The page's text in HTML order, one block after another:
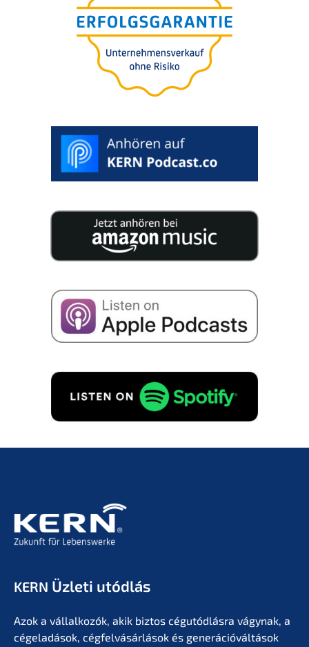
Ingyenes White­pa­per: 8
lépés vállal­ko­zá­sa
biztonsá­gá­nak
megteremtéséhez
WHITEPAPER LETÖLTÉSE
KERN Üzleti utódlás
Azok a vállal­ko­zók, akik biztos cégutód­lás­ra vágynak, a
cégela­dá­sok, cégfel­vá­sár­lá­sok és generá­ció­vál­tá­sok